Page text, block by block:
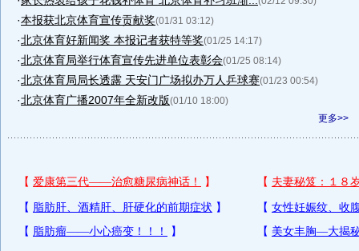
·本报获北京体育宣传贡献奖(01/31 03:12)
·北京体育好新闻奖 本报记者获特等奖(01/25 14:17)
·北京体育局举行体育宣传先进单位表彰会(01/25 08:14)
·北京体育局局长透露 天安门广场拟办万人乒球赛(01/23 00:54)
·北京体育广播2007年全新改版(01/10 18:00)
更多>>